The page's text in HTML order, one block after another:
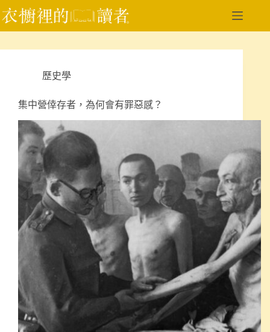
跳
至
要
歷史學
集中營倖存者，為何會有罪惡感？